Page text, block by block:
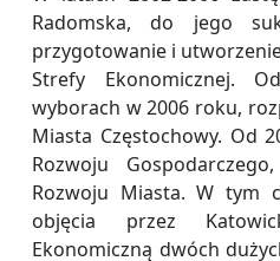
Radomska, do jego
przygotowanie i
Strefy Ekonomicznej.
wyborach w 2006 roku,
Miasta Częstochowy. Od
Rozwoju
Rozwoju Miasta. W tym
objęcia przez
Ekonomiczną dwóch